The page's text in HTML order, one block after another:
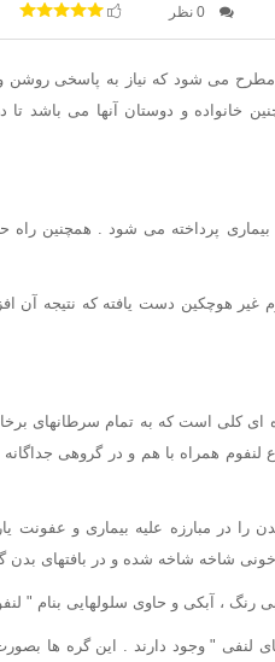
0 نظر
می شود که نیاز به پاسخی روشن
خانواده و دوستان آنها می باشد
پرداخته می شود . همچنین راه
غیر هوچکین دست یافته که نتیجه آن
کلی است که به تمام سرطانهای
را در مبارزه علیه بیماری و عفونت
شاخه شاخه شده و در بافتهای بدن
، آبکی و حاوی سلولهایی بنام "
لنفی " وجود دارند . این گره ها